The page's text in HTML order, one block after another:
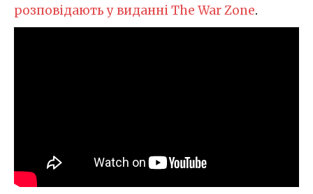
розповідають у виданні The War Zone.